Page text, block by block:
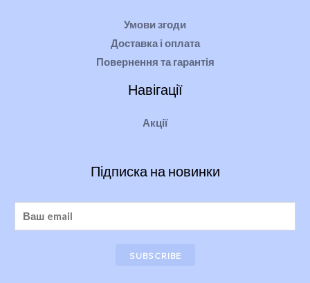
Умови згоди
Доставка і оплата
Повернення та гарантія
Навігації
Акції
Підписка на новинки
SUBSCRIBE